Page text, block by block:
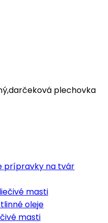
plechovka
prípravky na tvár
masti
oleje
masti